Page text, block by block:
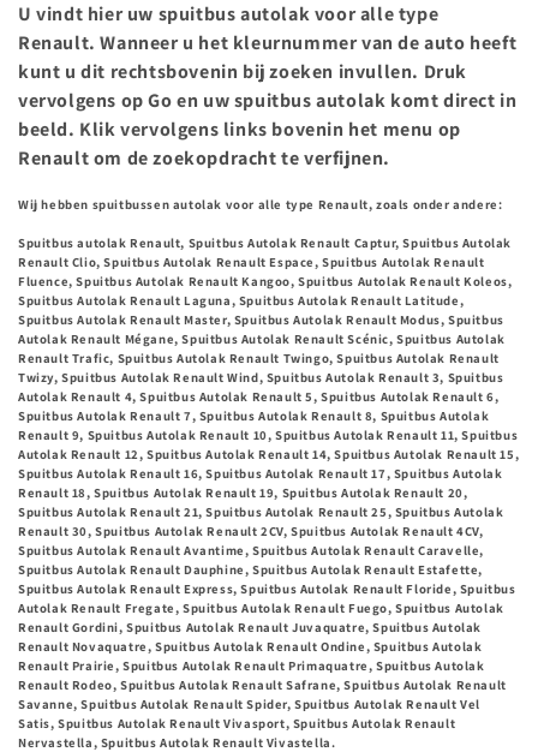
l
e
c
t
i
e
:
U vindt hier uw spuitbus autolak voor alle type
Renault. Wanneer u het kleurnummer van de auto heeft
kunt u dit rechtsbovenin bij zoeken invullen. Druk
vervolgens op Go en uw spuitbus autolak komt direct in
beeld. Klik vervolgens links bovenin het menu op
Renault om de zoekopdracht te verfijnen.
Wij hebben spuitbussen autolak voor alle type Renault, zoals onder andere:
Spuitbus autolak Renault, Spuitbus Autolak Renault Captur, Spuitbus Autolak
Renault Clio, Spuitbus Autolak Renault Espace, Spuitbus Autolak Renault
Fluence, Spuitbus Autolak Renault Kangoo, Spuitbus Autolak Renault Koleos,
Spuitbus Autolak Renault Laguna, Spuitbus Autolak Renault Latitude,
Spuitbus Autolak Renault Master, Spuitbus Autolak Renault Modus, Spuitbus
Autolak Renault Mégane, Spuitbus Autolak Renault Scénic, Spuitbus Autolak
Renault Trafic, Spuitbus Autolak Renault Twingo, Spuitbus Autolak Renault
Twizy, Spuitbus Autolak Renault Wind, Spuitbus Autolak Renault 3, Spuitbus
Autolak Renault 4, Spuitbus Autolak Renault 5, Spuitbus Autolak Renault 6,
Spuitbus Autolak Renault 7, Spuitbus Autolak Renault 8, Spuitbus Autolak
Renault 9, Spuitbus Autolak Renault 10, Spuitbus Autolak Renault 11, Spuitbus
Autolak Renault 12, Spuitbus Autolak Renault 14, Spuitbus Autolak Renault 15,
Spuitbus Autolak Renault 16, Spuitbus Autolak Renault 17, Spuitbus Autolak
Renault 18, Spuitbus Autolak Renault 19, Spuitbus Autolak Renault 20,
Spuitbus Autolak Renault 21, Spuitbus Autolak Renault 25, Spuitbus Autolak
Renault 30, Spuitbus Autolak Renault 2CV, Spuitbus Autolak Renault 4CV,
Spuitbus Autolak Renault Avantime, Spuitbus Autolak Renault Caravelle,
Spuitbus Autolak Renault Dauphine, Spuitbus Autolak Renault Estafette,
Spuitbus Autolak Renault Express, Spuitbus Autolak Renault Floride, Spuitbus
Autolak Renault Fregate, Spuitbus Autolak Renault Fuego, Spuitbus Autolak
Renault Gordini, Spuitbus Autolak Renault Juvaquatre, Spuitbus Autolak
Renault Novaquatre, Spuitbus Autolak Renault Ondine, Spuitbus Autolak
Renault Prairie, Spuitbus Autolak Renault Primaquatre, Spuitbus Autolak
Renault Rodeo, Spuitbus Autolak Renault Safrane, Spuitbus Autolak Renault
Savanne, Spuitbus Autolak Renault Spider, Spuitbus Autolak Renault Vel
Satis, Spuitbus Autolak Renault Vivasport, Spuitbus Autolak Renault
Nervastella, Spuitbus Autolak Renault Vivastella.